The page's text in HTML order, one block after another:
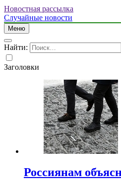
Новостная рассылка
Случайные новости
Меню
Найти:
Заголовки
Россиянам